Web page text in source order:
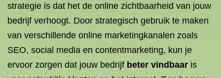
strategie is dat het de online zichtbaarheid van jouw
bedrijf verhoogt. Door strategisch gebruik te maken
van verschillende online marketingkanalen zoals
SEO, social media en contentmarketing, kun je
ervoor zorgen dat jouw bedrijf beter vindbaar is